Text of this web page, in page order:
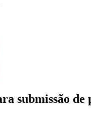
submissão